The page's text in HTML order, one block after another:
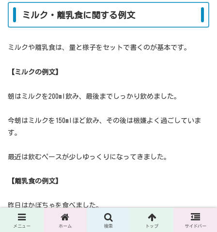
ミルク・離乳食に関する例文
ミルクや離乳食は、量と様子をセットで書くのが基本です。
【ミルクの例文】
朝はミルクを200ml飲み、最後までしっかり飲めました。
今朝はミルクを150mlほど飲み、その後は機嫌よく過ごしていま
す。
最近は飲むペースが少しゆっくりになってきました。
【離乳食の例文】
昨日はかぼちゃを食べました。
少し驚いた表情でしたが、完食しています。
メニュー ホーム 検索 トップ サイドバー